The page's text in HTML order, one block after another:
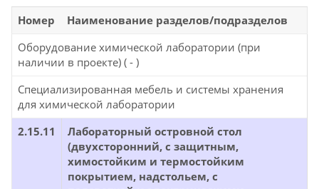
Номер
Наименование разделов/подразделов
Оборудование химической лаборатории (при
наличии в проекте) ( - )
Специализированная мебель и системы хранения
для химической лаборатории
2.15.11
Лабораторный островной стол
(двухсторонний, с защитным,
химостойким и термостойким
покрытием, надстольем, с